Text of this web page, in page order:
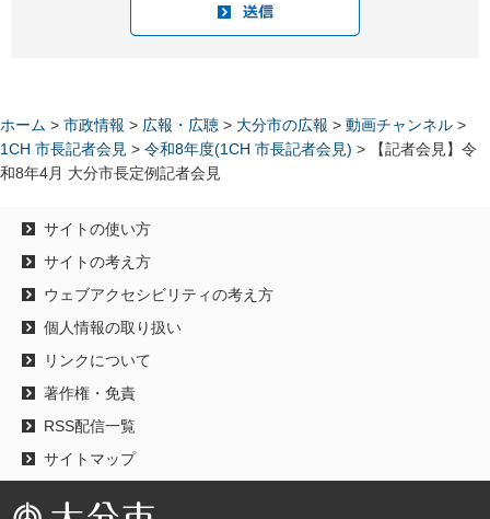
ホーム > 市政情報 > 広報・広聴 > 大分市の広報 > 動画チャンネル >
1CH 市長記者会見 > 令和8年度(1CH 市長記者会見) > 【記者会見】令
和8年4月 大分市長定例記者会見
サイトの使い方
サイトの考え方
ウェブアクセシビリティの考え方
個人情報の取り扱い
リンクについて
著作権・免責
RSS配信一覧
サイトマップ